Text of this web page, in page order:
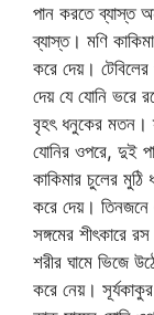
পান করতে ব্যাস্ত
ব্যাস্ত। মণি
করে দেয়।
দেয় যে যোনি ভরে
বৃহৎ ধনুকের মতন।
যোনির ওপরে, দুই
কাকিমার চুলের মুঠি
করে দেয়।
সঙ্গমের শীৎকারে
শরীর ঘামে ভিজে
করে নেয়।